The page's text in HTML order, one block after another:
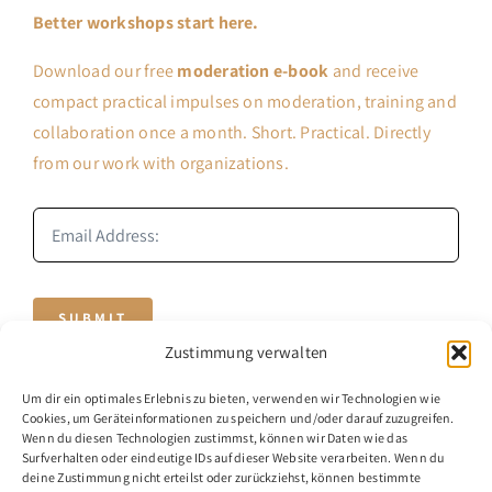
Zustimmung verwalten
Um dir ein optimales Erlebnis zu bieten, verwenden wir Technologien wie
Cookies, um Geräteinformationen zu speichern und/oder darauf zuzugreifen.
Wenn du diesen Technologien zustimmst, können wir Daten wie das
Surfverhalten oder eindeutige IDs auf dieser Website verarbeiten. Wenn du
deine Zustimmung nicht erteilst oder zurückziehst, können bestimmte
Better workshops start here.
Download our freemoderation e-book and receive
compact practical impulses on moderation, training and
collaboration once a month. Short. Practical. Directly
from our work with organizations.
SUBMIT